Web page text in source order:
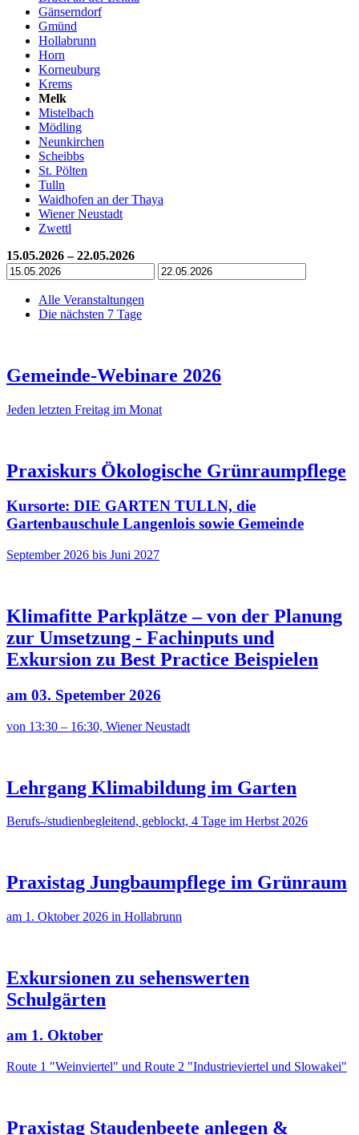
Gänserndorf
Gmünd
Hollabrunn
Horn
Korneuburg
Krems
Melk
Mistelbach
Mödling
Neunkirchen
Scheibbs
St. Pölten
Tulln
Waidhofen an der Thaya
Wiener Neustadt
Zwettl
15.05.2026 – 22.05.2026
Alle Veranstaltungen
Die nächsten 7 Tage
Gemeinde-Webinare 2026
Jeden letzten Freitag im Monat
Praxiskurs Ökologische Grünraumpflege
Kursorte: DIE GARTEN TULLN, die
Gartenbauschule Langenlois sowie Gemeinde
September 2026 bis Juni 2027
Klimafitte Parkplätze – von der Planung
zur Umsetzung - Fachinputs und
Exkursion zu Best Practice Beispielen
am 03. Spetember 2026
von 13:30 – 16:30, Wiener Neustadt
Lehrgang Klimabildung im Garten
Berufs-/studienbegleitend, geblockt, 4 Tage im Herbst 2026
Praxistag Jungbaumpflege im Grünraum
am 1. Oktober 2026 in Hollabrunn
Exkursionen zu sehenswerten
Schulgärten
am 1. Oktober
Route 1 "Weinviertel" und Route 2 "Industrieviertel und Slowakei"
Praxistag Staudenbeete anlegen &